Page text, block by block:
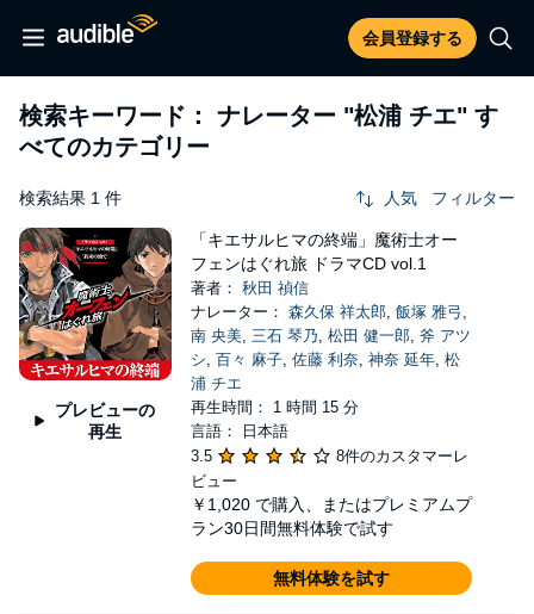
会員登録する
検索キーワード： ナレーター "松浦 チエ" す
べてのカテゴリー
検索結果 1 件 人気 フィルター
プレビューの
再生
「キエサルヒマの終端」魔術士オー
フェンはぐれ旅 ドラマCD vol.1
著者： 秋田 禎信
ナレーター： 森久保 祥太郎, 飯塚 雅弓 ,
南 央美, 三石 琴乃, 松田 健一郎, 斧 アツ
シ, 百々 麻子, 佐藤 利奈, 神奈 延年, 松
浦 チエ
再生時間： 1 時間 15 分
言語： 日本語
3.5
8件のカスタマーレ
ビュー
￥1,020 で購入、またはプレミアムプ
ラン30日間無料体験で試す
無料体験を試す